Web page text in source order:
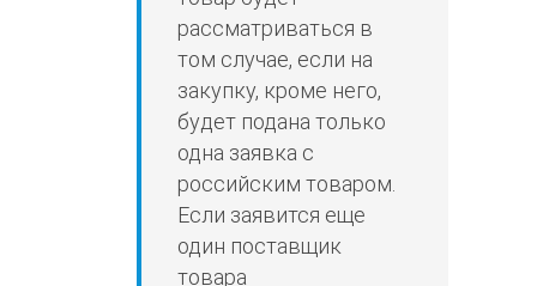
рассматриваться в
том случае, если на
закупку, кроме него,
будет подана только
одна заявка с
российским товаром.
Если заявится еще
один поставщик
товара